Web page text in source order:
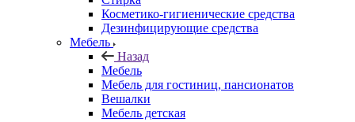
Косметико-гигиенические средства
Дезинфицирующие средства
Мебель
Назад
Мебель
Мебель для гостиниц, пансионатов
Вешалки
Мебель детская